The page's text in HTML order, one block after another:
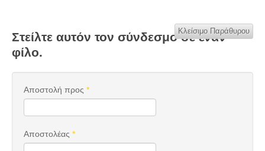
Στείλτε αυτόν τον σύνδεσμο σε έναν
φίλο.
Κλείσιμο Παράθυρου
Αποστολή προς *
Αποστολέας *